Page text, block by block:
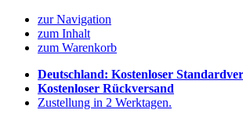
zur Navigation
zum Inhalt
zum Warenkorb
Deutschland: Kostenloser
Kostenloser Rückversand
Zustellung in 2 Werktagen.